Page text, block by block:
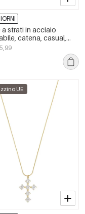
a strati in acciaio
catena, casual,
semplici, serie da
UE